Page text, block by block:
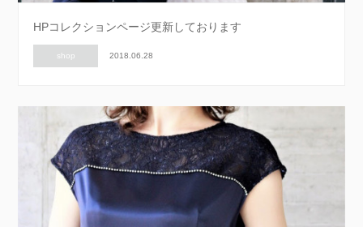
HPコレクションページ更新しております
shop 2018.06.28